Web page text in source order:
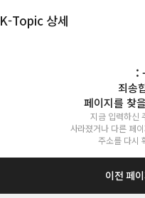
K-Topic 상세
:
죄송
페이지를 찾
지금 입력하신
사라졌거나 다른 페
주소를 다시
이전 페